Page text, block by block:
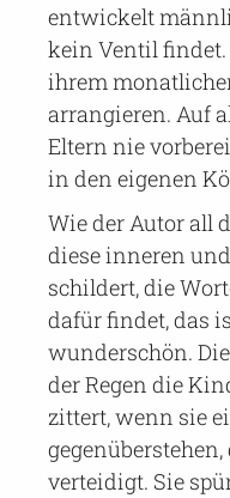
entwickelt
kein Ventil
ihrem
arrangieren. Auf
Eltern nie
in den eigenen
Wie der Autor all
diese inneren
schildert, die
dafür findet, das
wunderschön.
der Regen die
zittert, wenn sie
verteidigt. Sie